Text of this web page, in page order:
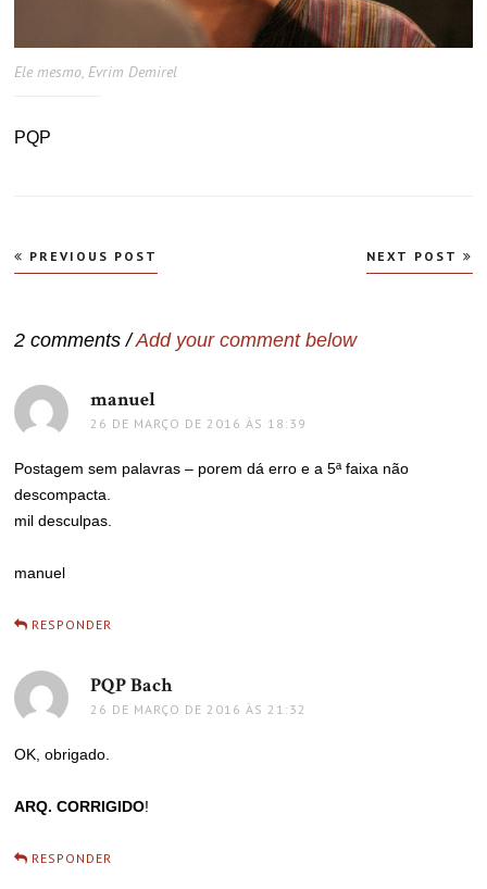
Ele mesmo, Evrim Demirel
PQP
Navegação
de
PREVIOUS POST NEXT POST
2 comments /Add your comment below
manuel
26 DE MARÇO DE 2016 ÀS 18:39
Postagem sem palavras – porem dá erro e a 5ª faixa não
descompacta.
mil desculpas.
manuel
RESPONDER
PQP Bachdisse:
26 DE MARÇO DE 2016 ÀS 21:32
OK, obrigado.
ARQ. CORRIGIDO!
RESPONDER